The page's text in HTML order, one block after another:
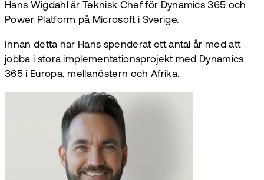
Hans Wigdahl är Teknisk Chef för Dynamics 365 och
Power Platform på Microsoft i Sverige.
Innan detta har Hans spenderat ett antal år med att
jobba i stora implementationsprojekt med Dynamics
365 i Europa, mellanöstern och Afrika.